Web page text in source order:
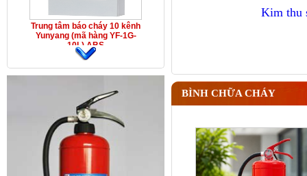
Trung tâm báo cháy 10 kênh
Yunyang (mã hàng YF-1G-
10L) ABS
Kim thu
BÌNH CHỮA CHÁY